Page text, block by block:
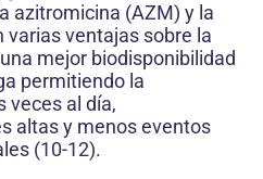
azitromicina (AZM) y la
ventajas sobre la
mejor biodisponibilidad
permitiendo la
veces al día,
altas y menos eventos
(10-12).